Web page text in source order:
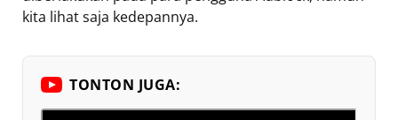
kita lihat saja kedepannya.
TONTON JUGA: